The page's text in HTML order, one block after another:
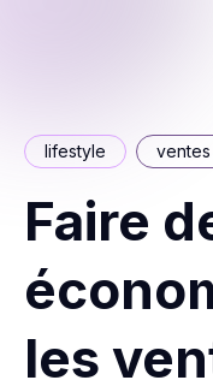
lifestyle
Faire
les